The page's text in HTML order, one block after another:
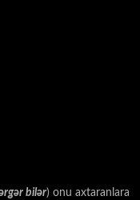
bilər) onu axtaranlara